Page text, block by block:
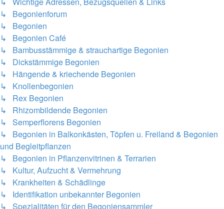
↳ Begonienforum
↳ Begonien
↳ Begonien Café
↳ Bambusstämmige & strauchartige Begonien
↳ Dickstämmige Begonien
↳ Hängende & kriechende Begonien
↳ Knollenbegonien
↳ Rex Begonien
↳ Rhizombildende Begonien
↳ Semperflorens Begonien
↳ Begonien in Balkonkästen, Töpfen u. Freiland & Begonien
und Begleitpflanzen
↳ Begonien in Pflanzenvitrinen & Terrarien
↳ Kultur, Aufzucht & Vermehrung
↳ Krankheiten & Schädlinge
↳ Identifikation unbekannter Begonien
↳ Spezialitäten für den Begoniensammler